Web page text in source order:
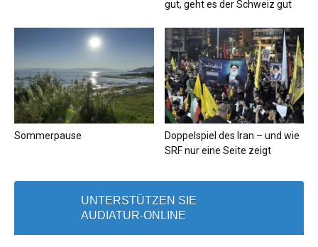
gut, geht es der Schweiz gut
Sommerpause
Doppelspiel des Iran – und wie
SRF nur eine Seite zeigt
UNTERSTÜTZEN SIE
AUDIATUR-ONLINE